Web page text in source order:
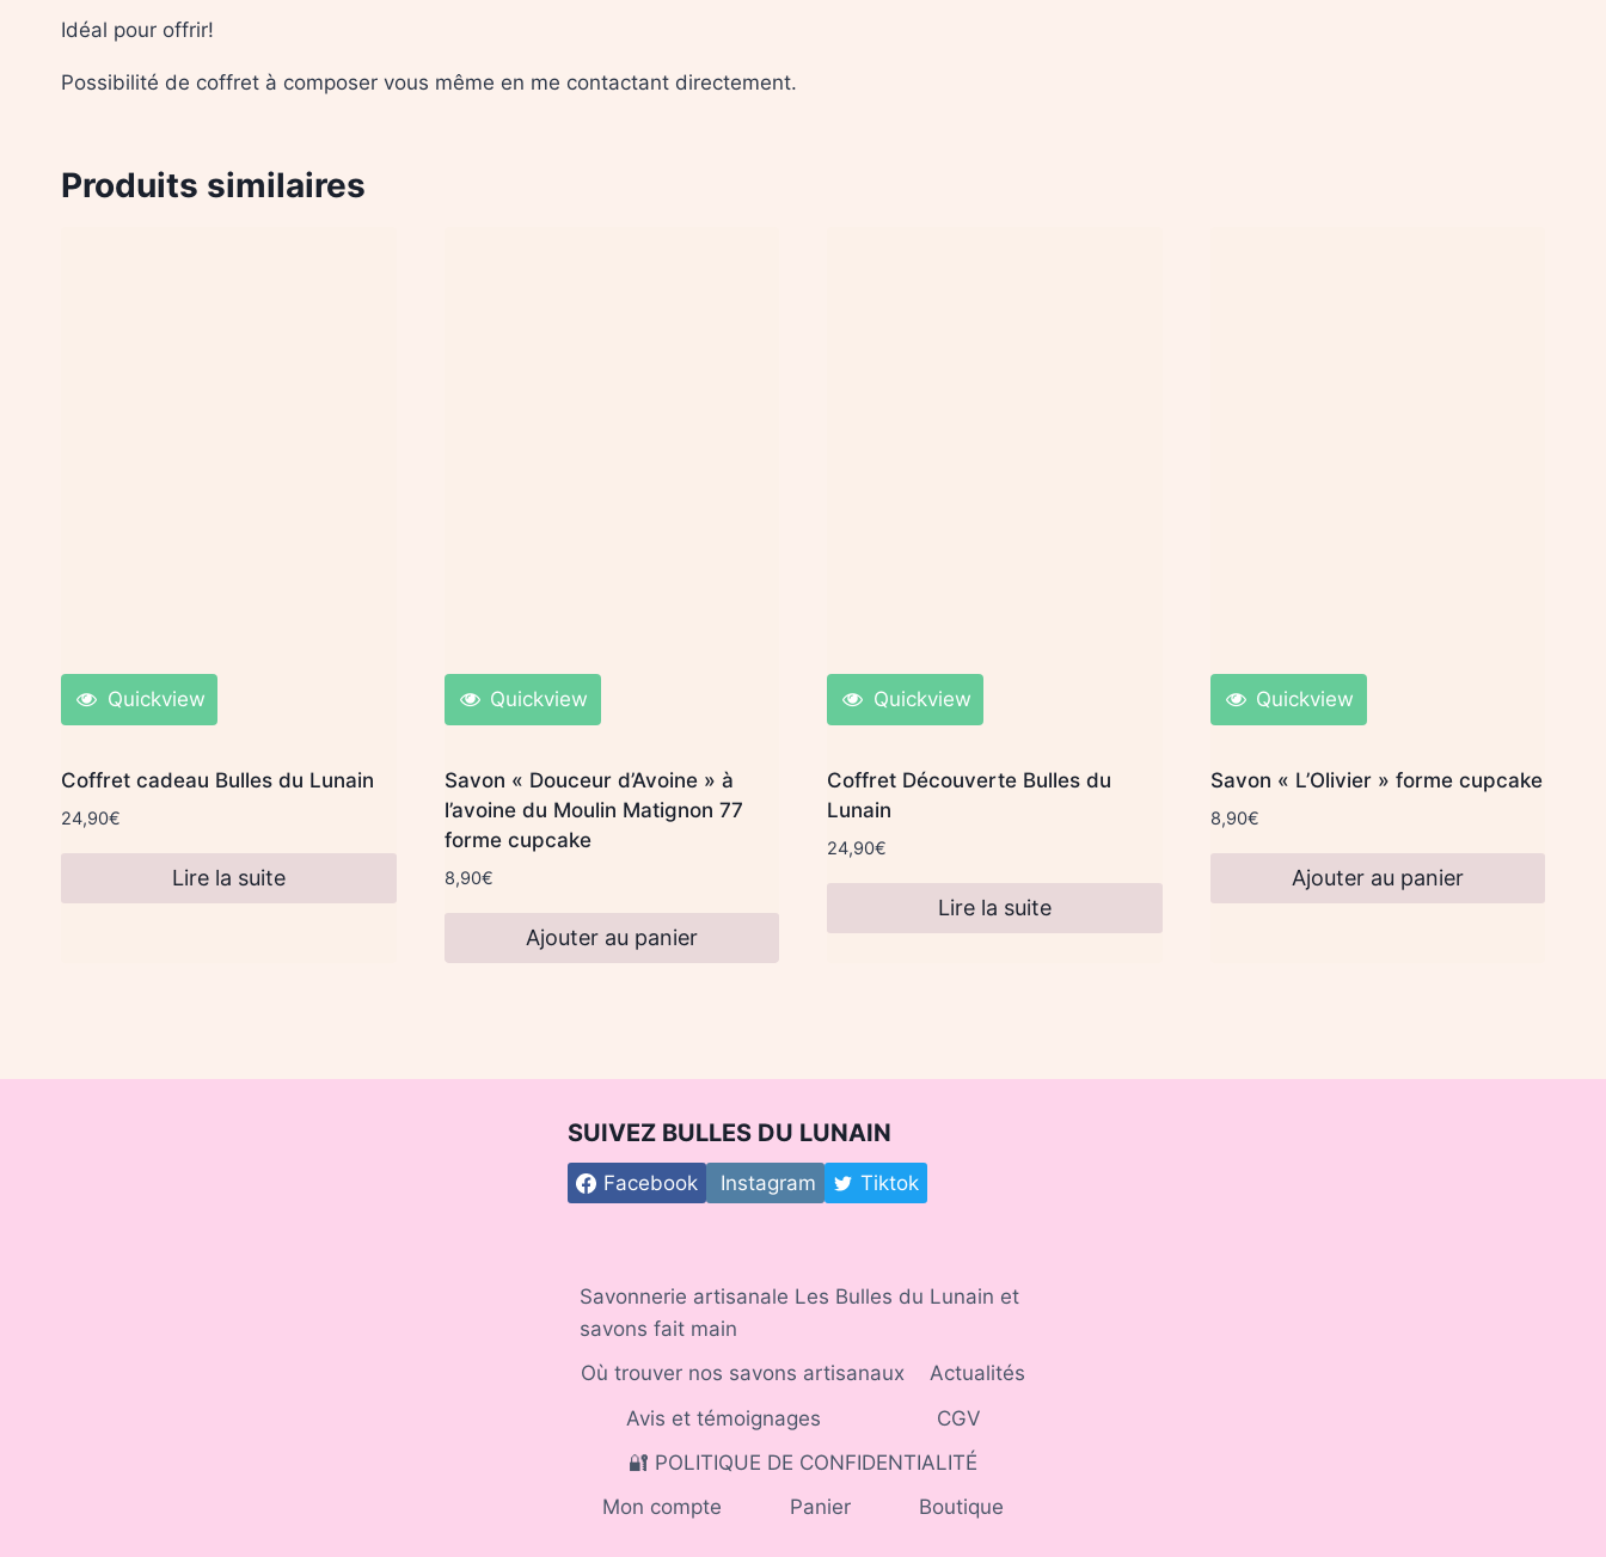
Idéal pour offrir!
Possibilité de coffret à composer vous même en me contactant directement.
Produits similaires
Quickview
Coffret cadeau Bulles du Lunain
24,90€
Lire la suite
Quickview
Savon « Douceur d’Avoine » à
l’avoine du Moulin Matignon 77
forme cupcake
8,90€
Ajouter au panier
Quickview
Coffret Découverte Bulles du
Lunain
24,90€
Lire la suite
Quickview
Savon « L’Olivier » forme cupcake
8,90€
Ajouter au panier
SUIVEZ BULLES DU LUNAIN
Facebook Instagram Tiktok
Savonnerie artisanale Les Bulles du Lunain et
savons fait main
Où trouver nos savons artisanaux
Actualités
Avis et témoignages
CGV
🔐 POLITIQUE DE CONFIDENTIALITÉ
Mon compte
Panier Boutique